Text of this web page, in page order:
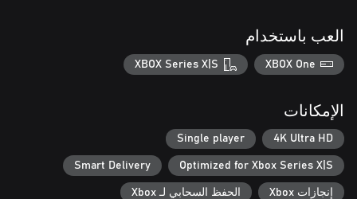
العب باستخدام
XBOX One
XBOX Series X|S
الإمكانات
4K Ultra HD
Single player
Optimized for Xbox Series X|S
Smart Delivery
إنجازات Xbox الحفظ السحابي لـ Xbox